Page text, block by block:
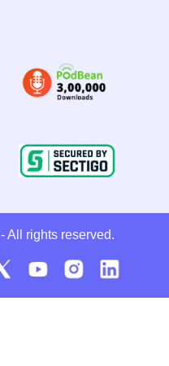
- All rights reserved.